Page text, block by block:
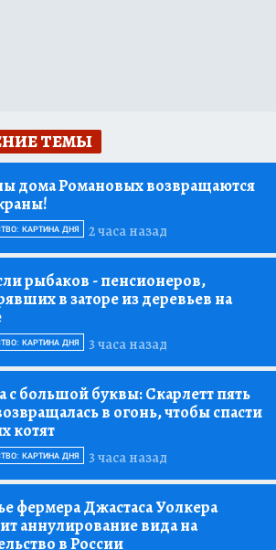
ТЕМЫ
дома Романовых возвращаются
2 часа назад
КАРТИНА ДНЯ
рыбаков - пенсионеров,
в заторе из деревьев на
3 часа назад
КАРТИНА ДНЯ
с большой буквы:Скарлетт пять
в огонь, чтобы спасти
котят
3 часа назад
КАРТИНА ДНЯ
фермера Джастаса Уолкера
аннулирование вида на
в России